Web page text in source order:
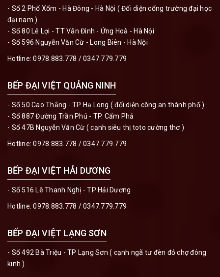
- Số 2 Phố Xốm - Hà Đông - Hà Nội ( Đối diện cổng trường đại học
đại nam )
- Số 80 Lê Lợi - TT Vân Đình - Ứng Hoà - Hà Nội
- Số 596 Nguyễn Văn Cừ - Long Biên - Hà Nội
Hotline:0978.883.778 /0347.779.779
BẾP ĐẠI VIỆT QUẢNG NINH
- Số 50 Cao Thắng - TP Hạ Long ( đối diện công an thành phố )
- Số 887 Đường Trần Phú - TP. Cẩm Phả
- Số 47B Nguyễn Văn Cừ ( cạnh siêu thị toto cường thơ )
Hotline:0978.883.778 /0347.779.779
BẾP ĐẠI VIỆT HẢI DƯƠNG
- Số 516 Lê Thanh Nghị - TP Hải Dương
Hotline:0978.883.778 /0347.779.779
BẾP ĐẠI VIỆT LẠNG SƠN
- Số 492 Bà Triệu - TP Lạng Sơn ( cạnh ngã tư đèn đỏ chợ đông
kinh )